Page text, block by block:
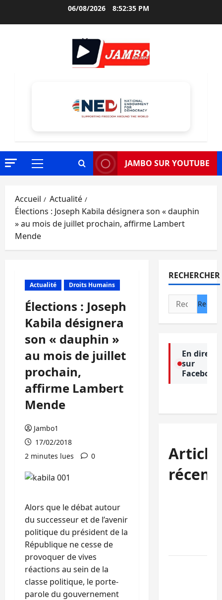
06/08/2026 8:52:37 PM
Menu
JAMBO SUR YOUTUBE
Accueil
Actualité
Élections : Joseph Kabila désignera son « dauphin
» au mois de juillet prochain, affirme Lambert
Mende
Actualité Droits Humains
Élections : Joseph
Kabila désignera
son « dauphin »
au mois de juillet
prochain,
affirme Lambert
Mende
Jambo1
17/02/2018
2 minutes lues
0
Alors que le débat autour
du successeur et de l’avenir
politique du président de la
République ne cesse de
provoquer de vives
réactions au sein de la
classe politique, le porte-
parole du gouvernement
RECHERCHER
Rechercher :
En direct
sur
Facebook